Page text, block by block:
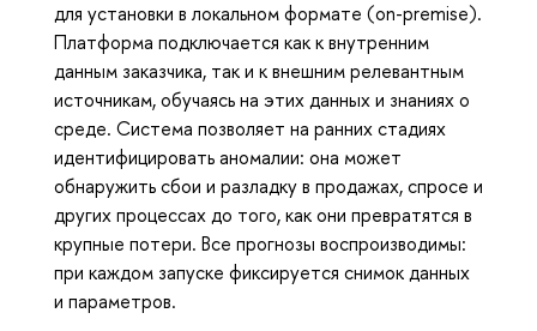
для установки в локальном формате (on-premise).
Платформа подключается как к внутренним
данным заказчика, так и к внешним релевантным
источникам, обучаясь на этих данных и знаниях о
среде. Система позволяет на ранних стадиях
идентифицировать аномалии: она может
обнаружить сбои и разладку в продажах, спросе и
других процессах до того, как они превратятся в
крупные потери. Все прогнозы воспроизводимы:
при каждом запуске фиксируется снимок данных
и параметров.